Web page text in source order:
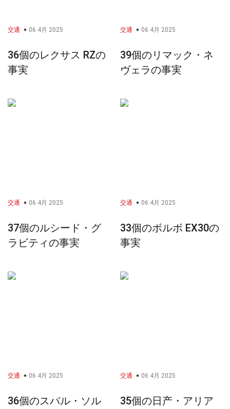
交通 06 4月 2025
36個のレクサス RZの
事実
交通 06 4月 2025
39個のリマック・ネ
ヴェラの事実
交通 06 4月 2025
37個のルシード・グ
ラビティの事実
交通 06 4月 2025
33個のボルボ EX30の
事実
交通 06 4月 2025
36個のスバル・ソル
交通 06 4月 2025
35個の日产・アリア